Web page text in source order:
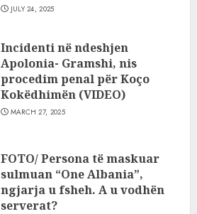
JULY 24, 2025
Incidenti në ndeshjen
Apolonia- Gramshi, nis
procedim penal për Koço
Kokëdhimën (VIDEO)
MARCH 27, 2025
FOTO/ Persona të maskuar
sulmuan “One Albania”,
ngjarja u fsheh. A u vodhën
serverat?